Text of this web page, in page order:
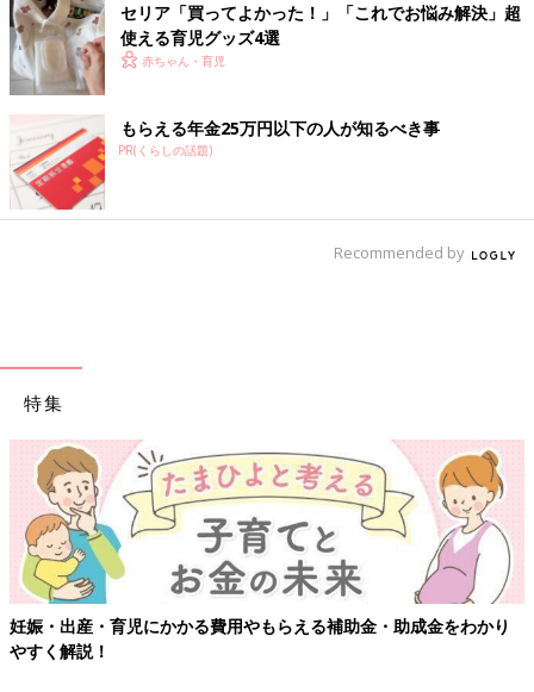
セリア「買ってよかった！」「これでお悩み解決」超
使える育児グッズ4選
赤ちゃん・育児
もらえる年金25万円以下の人が知るべき事
PR(くらしの話題)
Recommended by
特集
【ワクチン接種できるものも】妊婦の感染症対策、知っておいて！